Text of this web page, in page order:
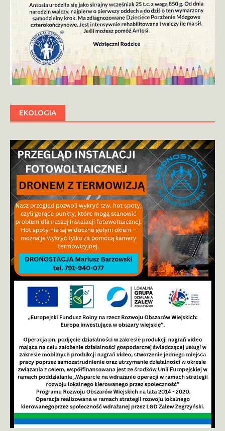
EKOLOGIA